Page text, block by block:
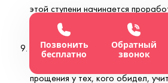
этой ступени начинается
навыков.
Искупление вины.
прощения у тех, кого обидел,
Позвонить
бесплатно
Обратный
звонок